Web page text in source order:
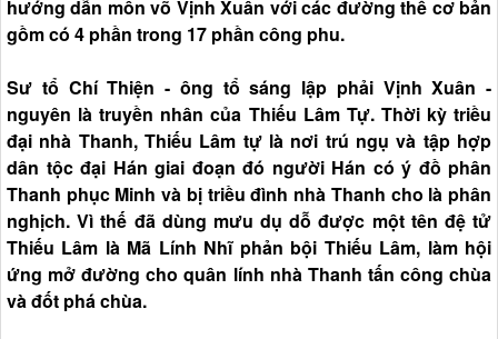
hướng dẫn môn võ Vịnh Xuân với các đường thế cơ bản
gồm có 4 phần trong 17 phần công phu.
Sư tổ Chí Thiện - ông tổ sáng lập phải Vịnh Xuân -
nguyên là truyền nhân của Thiếu Lâm Tự. Thời kỳ triều
đại nhà Thanh, Thiếu Lâm tự là nơi trú ngụ và tập hợp
dân tộc đại Hán giai đoạn đó người Hán có ý đồ phân
Thanh phục Minh và bị triều đình nhà Thanh cho là phân
nghịch. Vì thế đã dùng mưu dụ dỗ được một tên đệ tử
Thiếu Lâm là Mã Lính Nhĩ phản bội Thiếu Lâm, làm hội
ứng mở đường cho quân lính nhà Thanh tấn công chùa
và đốt phá chùa.